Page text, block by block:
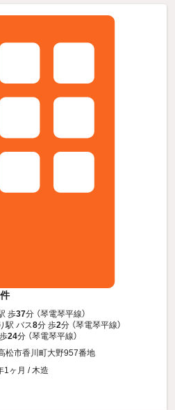
歩37分 （琴電琴平線）
駅 バス8分 歩2分 （琴電琴平線）
24分 （琴電琴平線）
松市香川町大野957番地
1ヶ月 / 木造